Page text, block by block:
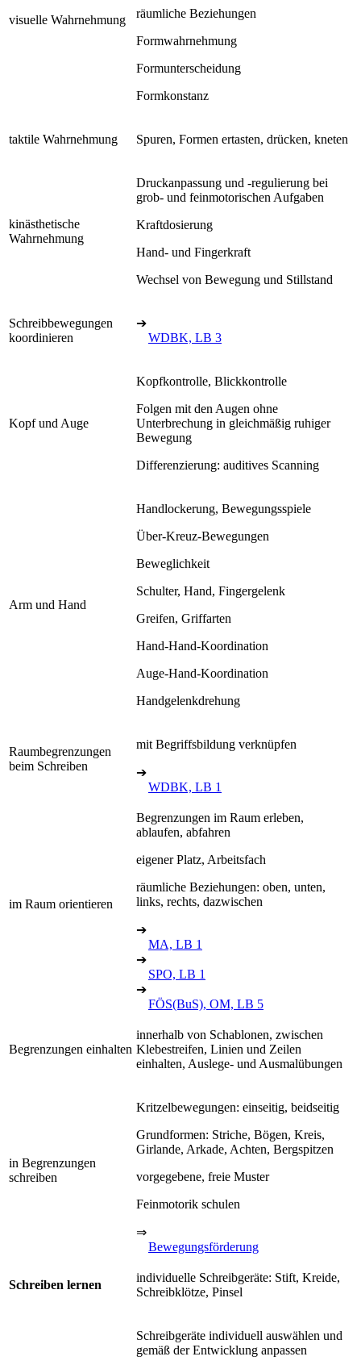
visuelle Wahrnehmung
räumliche Beziehungen
Formwahrnehmung
Formunterscheidung
Formkonstanz
taktile Wahrnehmung Spuren, Formen ertasten, drücken, kneten
kinästhetische
Wahrnehmung
Druckanpassung und -regulierung bei
grob- und feinmotorischen Aufgaben
Kraftdosierung
Hand- und Fingerkraft
Wechsel von Bewegung und Stillstand
Schreibbewegungen
koordinieren
➔
WDBK, LB 3
Kopf und Auge
Kopfkontrolle, Blickkontrolle
Folgen mit den Augen ohne
Unterbrechung in gleichmäßig ruhiger
Bewegung
Differenzierung: auditives Scanning
Arm und Hand
Handlockerung, Bewegungsspiele
Über-Kreuz-Bewegungen
Beweglichkeit
Schulter, Hand, Fingergelenk
Greifen, Griffarten
Hand-Hand-Koordination
Auge-Hand-Koordination
Handgelenkdrehung
Raumbegrenzungen
beim Schreiben
mit Begriffsbildung verknüpfen
➔
WDBK, LB 1
im Raum orientieren
Begrenzungen im Raum erleben,
ablaufen, abfahren
eigener Platz, Arbeitsfach
räumliche Beziehungen: oben, unten,
links, rechts, dazwischen
➔
MA, LB 1
➔
SPO, LB 1
➔
FÖS(BuS), OM, LB 5
Begrenzungen einhalten
innerhalb von Schablonen, zwischen
Klebestreifen, Linien und Zeilen
einhalten, Auslege- und Ausmalübungen
in Begrenzungen
schreiben
Kritzelbewegungen: einseitig, beidseitig
Grundformen: Striche, Bögen, Kreis,
Girlande, Arkade, Achten, Bergspitzen
vorgegebene, freie Muster
Feinmotorik schulen
⇒
Bewegungsförderung
Schreiben lernen
individuelle Schreibgeräte: Stift, Kreide,
Schreibklötze, Pinsel
Schreibgeräte individuell auswählen und
gemäß der Entwicklung anpassen